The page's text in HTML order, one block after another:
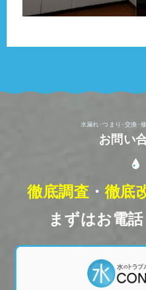
水漏れ･つまり･交換･
お問い
徹底調査 ・ 徹底
まずはお電話